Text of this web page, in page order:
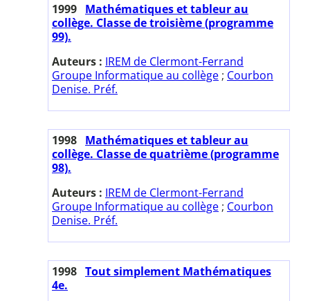
1999 Mathématiques et tableur au
collège. Classe de troisième (programme
99).
Auteurs : IREM de Clermont-Ferrand
Groupe Informatique au collège ; Courbon
Denise. Préf.
1998 Mathématiques et tableur au
collège. Classe de quatrième (programme
98).
Auteurs : IREM de Clermont-Ferrand
Groupe Informatique au collège ; Courbon
Denise. Préf.
1998 Tout simplement Mathématiques
4e.